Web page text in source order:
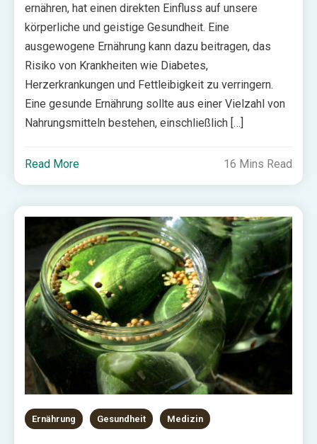
ernähren, hat einen direkten Einfluss auf unsere
körperliche und geistige Gesundheit. Eine
ausgewogene Ernährung kann dazu beitragen, das
Risiko von Krankheiten wie Diabetes,
Herzerkrankungen und Fettleibigkeit zu verringern.
Eine gesunde Ernährung sollte aus einer Vielzahl von
Nahrungsmitteln bestehen, einschließlich […]
Read More 16 Mins Read
Ernährung Gesundheit Medizin